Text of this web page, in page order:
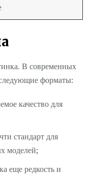
В современных
следующие форматы:
качество для
стандарт для
моделей;
еще редкость и